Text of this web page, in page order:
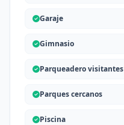
Garaje
Gimnasio
Parqueadero visitantes
Parques cercanos
Piscina